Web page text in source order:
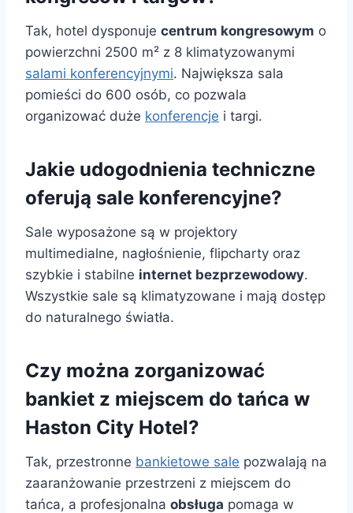
Tak, hotel dysponuje centrum kongresowym o
powierzchni 2500 m² z 8 klimatyzowanymi
salami konferencyjnymi. Największa sala
pomieści do 600 osób, co pozwala
organizować duże konferencje i targi.
Jakie udogodnienia techniczne
oferują sale konferencyjne?
Sale wyposażone są w projektory
multimedialne, nagłośnienie, flipcharty oraz
szybkie i stabilne internet bezprzewodowy.
Wszystkie sale są klimatyzowane i mają dostęp
do naturalnego światła.
Czy można zorganizować
bankiet z miejscem do tańca w
Haston City Hotel?
Tak, przestronne bankietowe sale pozwalają na
zaaranżowanie przestrzeni z miejscem do
tańca, a profesjonalna obsługa pomaga w